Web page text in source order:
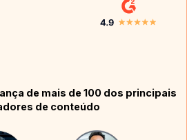
de mais de 100 dos principais
de conteúdo